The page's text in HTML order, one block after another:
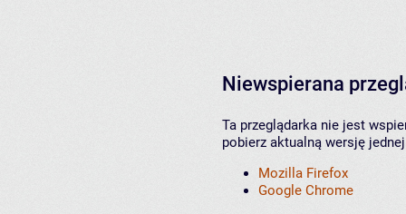
Niewspierana
Ta przeglądarka nie jest
pobierz aktualną wersję
Mozilla Firefox
Google Chrome